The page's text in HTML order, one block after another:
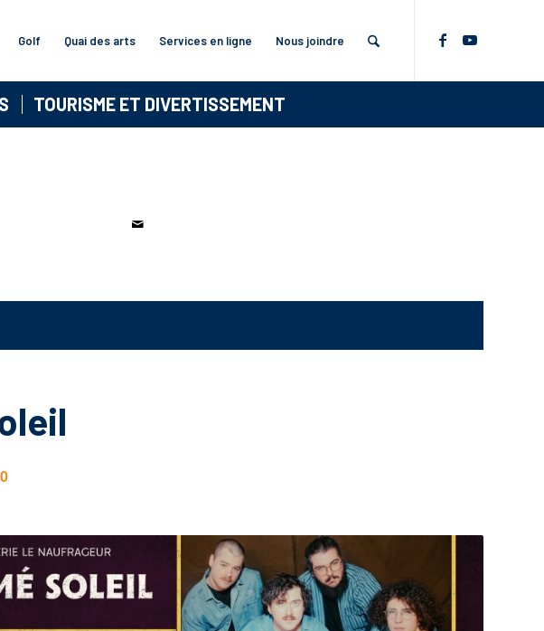
Golf Quai des arts Services en ligne Nous joindre
TOURISME ET DIVERTISSEMENT